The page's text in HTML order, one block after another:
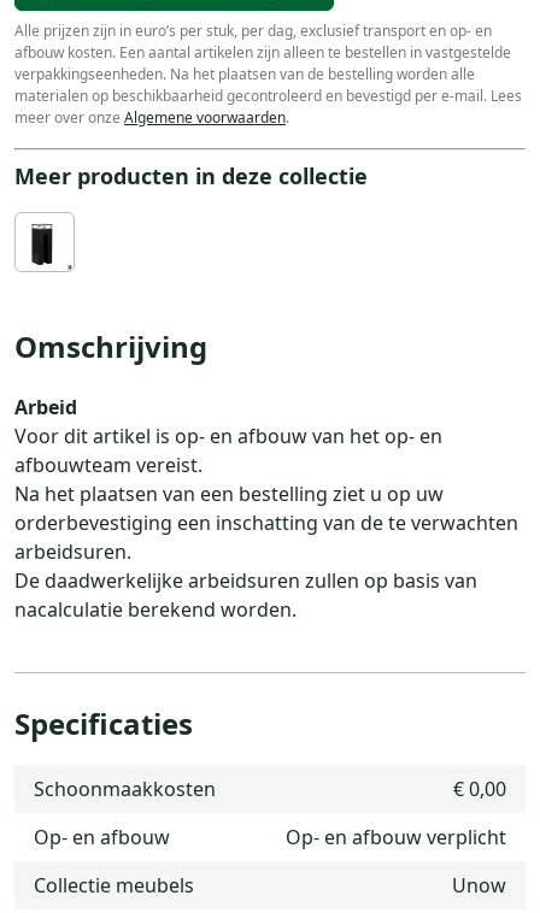
Alle prijzen zijn in euro’s per stuk, per dag, exclusief transport en op- en
afbouw kosten. Een aantal artikelen zijn alleen te bestellen in vastgestelde
verpakkingseenheden. Na het plaatsen van de bestelling worden alle
materialen op beschikbaarheid gecontroleerd en bevestigd per e-mail. Lees
meer over onze Algemene voorwaarden.
Meer producten in deze collectie
Omschrijving
Arbeid
Voor dit artikel is op- en afbouw van het op- en
afbouwteam vereist.
Na het plaatsen van een bestelling ziet u op uw
orderbevestiging een inschatting van de te verwachten
arbeidsuren.
De daadwerkelijke arbeidsuren zullen op basis van
nacalculatie berekend worden.
Specificaties
Schoonmaakkosten
€ 0,00
Op- en afbouw
Op- en afbouw verplicht
Collectie meubels
Unow